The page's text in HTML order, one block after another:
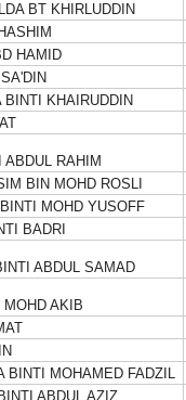
BT KHIRLUDDIN
HAMID
BINTI KHAIRUDDIN
ABDUL RAHIM
BIN MOHD ROSLI
MOHD YUSOFF
BADRI
ABDUL SAMAD
MOHD AKIB
BINTI MOHAMED FADZIL
ABDUL AZIZ